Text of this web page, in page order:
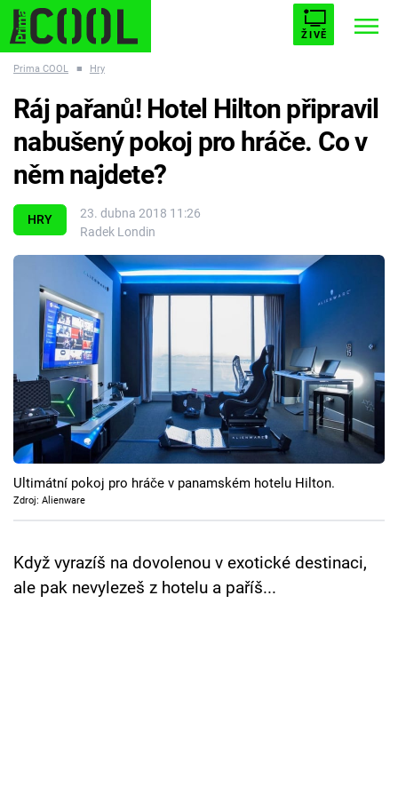
ŽIVĚ
ESCAPE PLNEJ KOTEL AVENGERS 5
Témata
Filmy
Seriály
Hry
Cool Esport
Pořady
TV Program
Přihlášení
Prima COOL ■ Hry
HRY
23. dubna 2018 11:26
Radek Londin
Ráj pařanů! Hotel Hilton připravil
nabušený pokoj pro hráče. Co v
něm najdete?
Ultimátní pokoj pro hráče v panamském hotelu Hilton.
Zdroj: Alienware
Když vyrazíš na dovolenou v exotické destinaci,
ale pak nevylezeš z hotelu a paříš...